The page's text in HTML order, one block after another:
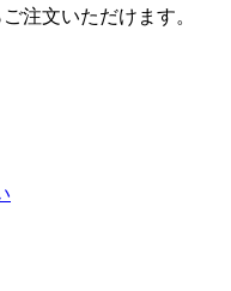
注文いただけます。